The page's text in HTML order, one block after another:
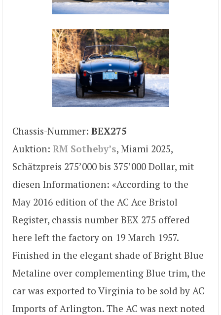
Chassis-Nummer: BEX275
Auktion: RM Sotheby’s, Miami 2025,
Schätzpreis 275’000 bis 375’000 Dollar, mit
diesen Informationen: «According to the
May 2016 edition of the AC Ace Bristol
Register, chassis number BEX 275 offered
here left the factory on 19 March 1957.
Finished in the elegant shade of Bright Blue
Metaline over complementing Blue trim, the
car was exported to Virginia to be sold by AC
Imports of Arlington. The AC was next noted